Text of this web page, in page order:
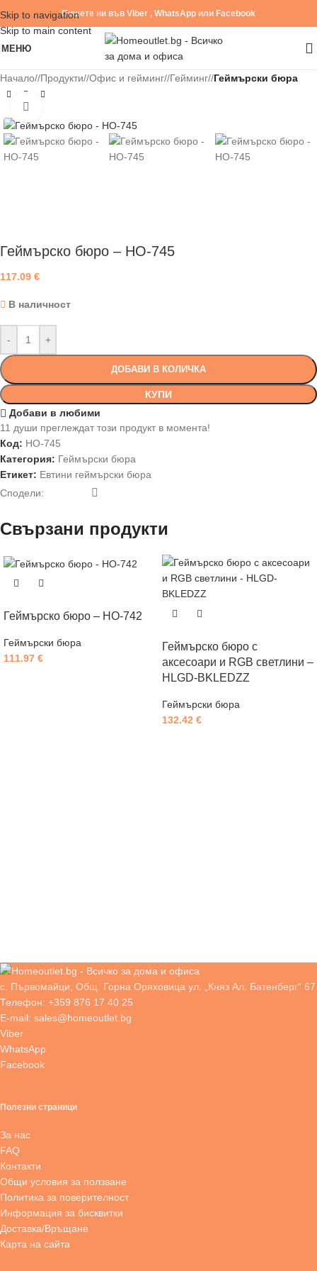
Skip to navigation
Skip to main content
Пишете ни във Viber , WhatsApp или Facebook
МЕНЮ
Начало/ Продукти/ Офис и гейминг/ Гейминг/ Геймърски бюра
Геймърско бюро – HO-745
117.09 €
В наличност
- +
ДОБАВИ В КОЛИЧКА
КУПИ
Добави в любими
11 души преглеждат този продукт в момента!
Код: HO-745
Категория: Геймърски бюра
Етикет: Евтини геймърски бюра
Сподели:
Свързани продукти
Геймърско бюро – HO-742
Геймърски бюра
111.97 €
Геймърско бюро с
аксесоари и RGB светлини –
HLGD-BKLEDZZ
Геймърски бюра
132.42 €
с. Първомайци, Общ. Горна Оряховица ул. „Княз Ал. Батенберг“ 67
Телефон: +359 876 17 40 25
E-mail: sales@homeoutlet.bg
Viber
WhatsApp
Facebook
Полезни страници
За нас
FAQ
Контакти
Общи условия за ползване
Политика за поверителност
Информация за бисквитки
Доставка/Връщане
Карта на сайта